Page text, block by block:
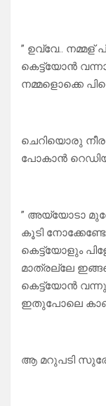
” ഉവ്വേ.. നമ്മള്
കെട്ട്യോൻ
നമ്മളൊക്കെ
ചെറിയൊരു
പോകാൻ
” അയ്യോടാ
കൂടി
കെട്ട്യോളും
മാത്രല്ലേ
കെട്ട്യോൻ
ഇതുപോലെ
ആ മറുപടി